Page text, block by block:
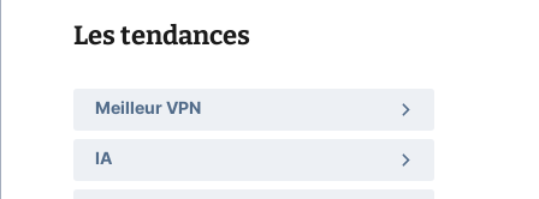
Les tendances
Meilleur VPN
IA